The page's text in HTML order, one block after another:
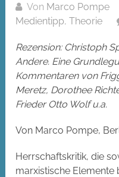
Von Marco Pompe
Medientipp,Theorie
Rezension: Christoph
Andere. Eine
Kommentaren von
Meretz, Dorothee
Frieder Otto Wolf u.a.
Von Marco Pompe,
Herrschaftskritik, die
marxistische Elemente